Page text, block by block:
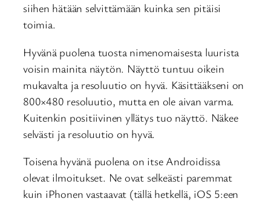
siihen hätään selvittämään kuinka sen pitäisi
toimia.
Hyvänä puolena tuosta nimenomaisesta luurista
voisin mainita näytön. Näyttö tuntuu oikein
mukavalta ja resoluutio on hyvä. Käsittääkseni on
800×480 resoluutio, mutta en ole aivan varma.
Kuitenkin positiivinen yllätys tuo näyttö. Näkee
selvästi ja resoluutio on hyvä.
Toisena hyvänä puolena on itse Androidissa
olevat ilmoitukset. Ne ovat selkeästi paremmat
kuin iPhonen vastaavat (tällä hetkellä, iOS 5:een